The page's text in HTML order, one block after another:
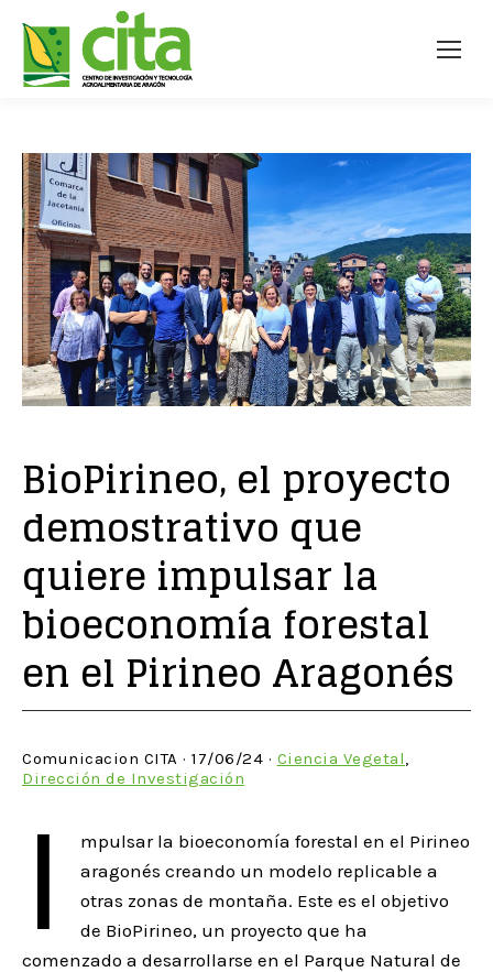
BioPirineo, el proyecto
demostrativo que
quiere impulsar la
bioeconomía forestal
en el Pirineo Aragonés
Comunicacion CITA · 17/06/24 · Ciencia Vegetal
Dirección de Investigación
I
mpulsar la bioeconomía forestal en el Pirineo
aragonés creando un modelo replicable a
otras zonas de montaña. Este es el objetivo
de BioPirineo, un proyecto que ha
comenzado a desarrollarse en el Parque Natural de